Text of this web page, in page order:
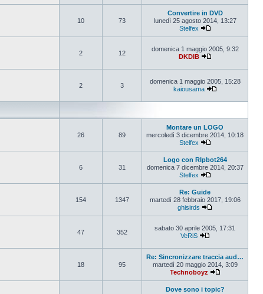
10 73
Convertire in DVD
lunedì 25 agosto 2014, 13:27
Stelfex
2 12
domenica 1 maggio 2005, 9:32
DKDIB
2 3
domenica 1 maggio 2005, 15:28
kaiousama
26 89
Montare un LOGO
mercoledì 3 dicembre 2014, 10:18
Stelfex
6 31
Logo con RIpbot264
domenica 7 dicembre 2014, 20:37
Stelfex
154 1347
Re: Guide
martedì 28 febbraio 2017, 19:06
ghisirds
47 352
sabato 30 aprile 2005, 17:31
VeRiS
18 95
Re: Sincronizzare traccia aud…
martedì 20 maggio 2014, 3:09
Technoboyz
Dove sono i topic?